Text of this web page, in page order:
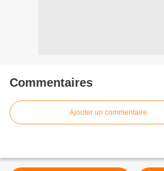
Commentaires
Ajouter un commentaire